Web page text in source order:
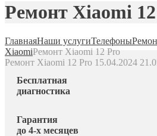
Ремонт Xiaomi
ГлавнаяНаши услугиТелефоны
XiaomiРемонт Xiaomi 12 Pro
Ремонт Xiaomi 12 Pro 15.04.2024
Бесплатная
диагностика
Гарантия
до 4-х месяцев